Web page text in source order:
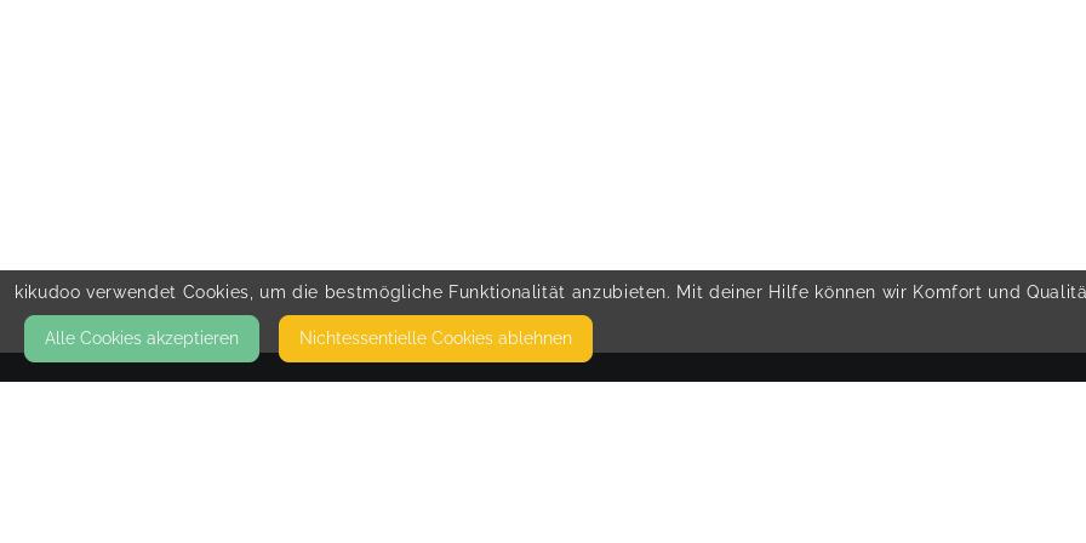
kikudoo verwendet Cookies, um die bestmögliche Funktionalität anzubieten. Mit deiner Hilfe können wir Komfort und
Alle Cookies akzeptieren Nicht­essentielle Cookies ablehnen